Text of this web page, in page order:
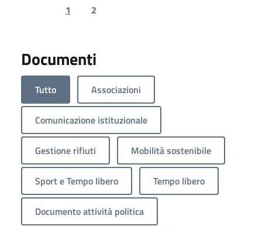
Previous page
1 2
Documenti
Tutto Associazioni
Comunicazione istituzionale
Gestione rifiuti Mobilità sostenibile
Sport e Tempo libero Tempo libero
Documento attività politica